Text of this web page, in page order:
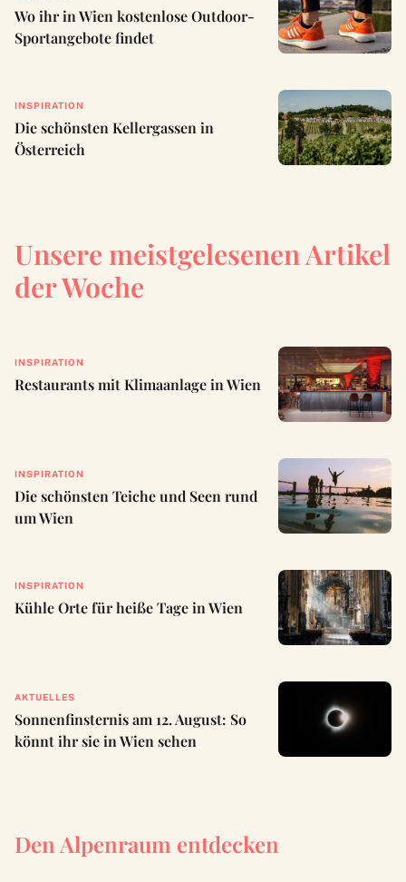
Wo ihr in Wien kostenlose Outdoor-
Sportangebote findet
INSPIRATION
Die schönsten Kellergassen in
Österreich
Unsere meistgelesenen Artikel
der Woche
INSPIRATION
Restaurants mit Klimaanlage in Wien
INSPIRATION
Die schönsten Teiche und Seen rund
um Wien
INSPIRATION
Kühle Orte für heiße Tage in Wien
AKTUELLES
Sonnenfinsternis am 12. August: So
könnt ihr sie in Wien sehen
Den Alpenraum entdecken